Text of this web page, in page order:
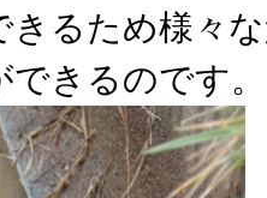
きるため様々
きるのです。